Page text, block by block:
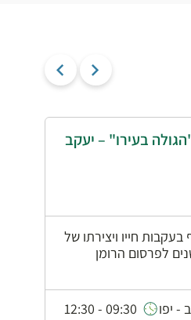
בעירו" – יעקב
חייו ויצירתו של
לפרסום הרומן
- יפו 09:30 - 12:30